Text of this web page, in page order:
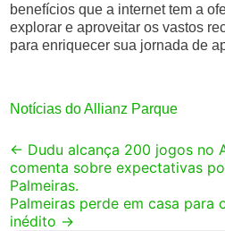
benefícios que a internet tem a
explorar e aproveitar os vastos
para enriquecer sua jornada de
Notícias do Allianz Parque
Post
navigation
← Dudu alcança 200 jogos no
comenta sobre expectativas
Palmeiras.
Palmeiras perde em casa para
inédito →